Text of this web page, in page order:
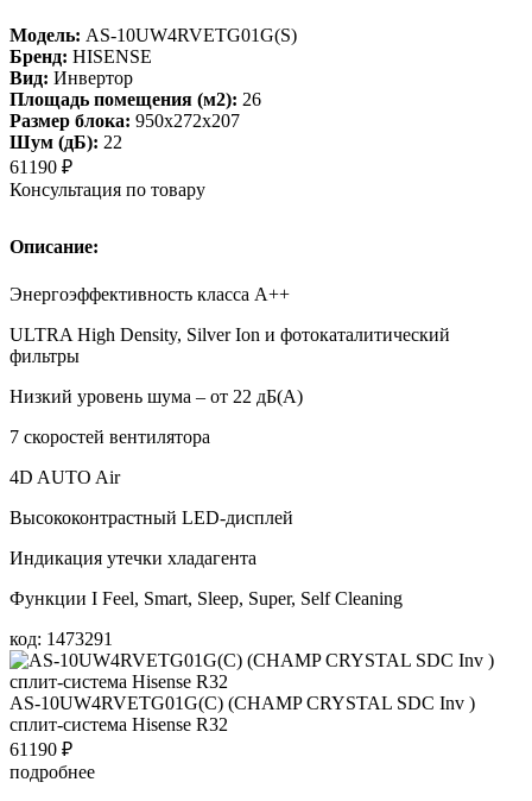
Модель: AS-10UW4RVETG01G(S)
Бренд: HISENSE
Вид: Инвертор
Площадь помещения (м2): 26
Размер блока: 950х272х207
Шум (дБ): 22
61190 ₽
Консультация по товару
Описание:
Энергоэффективность класса А++
ULTRA High Density, Silver Ion и фотокаталитический
фильтры
Низкий уровень шума – от 22 дБ(А)
7 скоростей вентилятора
4D AUTO Air
Высококонтрастный LED-дисплей
Индикация утечки хладагента
Функции I Feel, Smart, Sleep, Super, Self Cleaning
код: 1473291
AS-10UW4RVETG01G(С) (СHAMP CRYSTAL SDC Inv )
сплит-система Hisense R32
61190 ₽
подробнее